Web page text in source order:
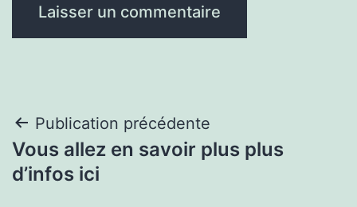
Navigation
de
Publication précédente
Vous allez en savoir plus plus
d’infos ici